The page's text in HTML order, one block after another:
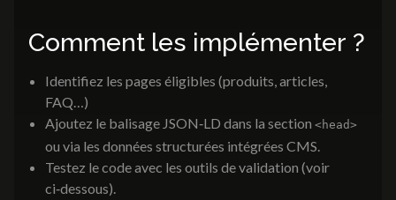
Comment les implémenter ?
Identifiez les pages éligibles (produits, articles,
FAQ…)
Ajoutez le balisage JSON‑LD dans la section<head>
ou via les données structurées intégrées CMS.
Testez le code avec les outils de validation (voir
ci‑dessous).